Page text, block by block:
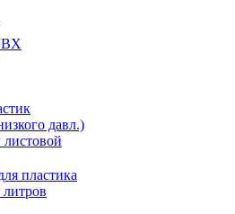
давл.)
пластика